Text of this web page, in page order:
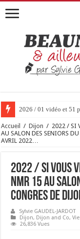
2026 / 01 vidéo et 51
Accueil / Dijon / 2022 / SI
AU SALON DES SENIORS
AVRIL 2022…
2022 / SI VOUS
NMR 15 AU
CONGRES DE
Sylvie GAUDEL-JARDOT
Dijon, Dijon and Co,
26,836 Vues